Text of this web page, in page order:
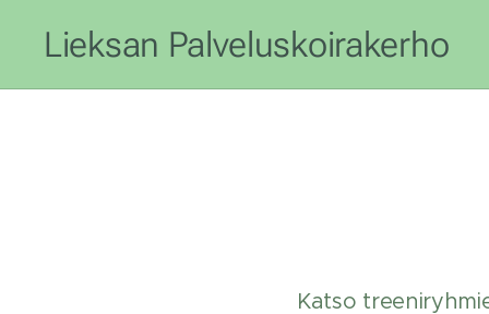
Lieksan Palveluskoirakerho
Katso